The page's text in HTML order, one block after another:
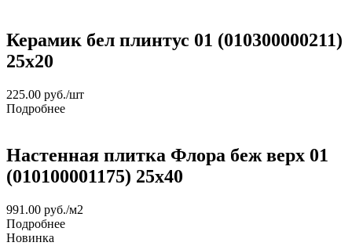
Керамик бел плинтус 01 (010300000211)
25х20
225.00 руб./шт
Подробнее
Настенная плитка Флора беж верх 01
(010100001175) 25х40
991.00 руб./м2
Подробнее
Новинка